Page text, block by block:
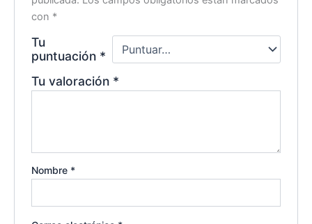
con *
Tu
puntuación *
Tu valoración *
Nombre *